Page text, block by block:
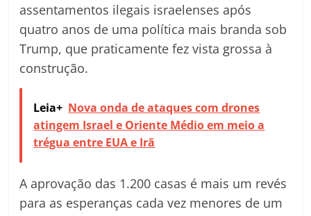
assentamentos ilegais israelenses após
quatro anos de uma política mais branda sob
Trump, que praticamente fez vista grossa à
construção.
Leia+ Nova onda de ataques com drones
atingem Israel e Oriente Médio em meio a
trégua entre EUA e Irã
A aprovação das 1.200 casas é mais um revés
para as esperanças cada vez menores de um